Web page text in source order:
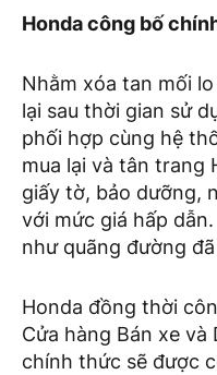
Honda công bố
Nhằm xóa tan mối
lại sau thời gian sử
phối hợp cùng hệ
mua lại và tân trang
giấy tờ, bảo dưỡng,
với mức giá hấp
như quãng đường
Honda đồng thời
Cửa hàng Bán xe và
chính thức sẽ được